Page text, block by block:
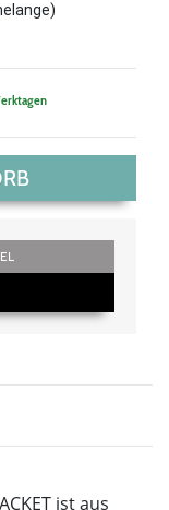
ist aus